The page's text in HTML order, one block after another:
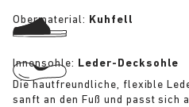
Obermaterial: Kuhfell
Innensohle: Leder-Decksohle
Die hautfreundliche, flexible
sanft an den Fuß und passt sich